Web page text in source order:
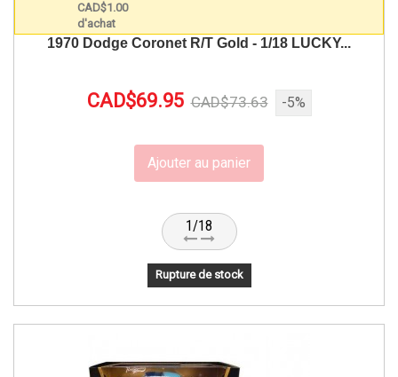
1970 Dodge Coronet R/T Gold - 1/18 LUCKY...
CAD$69.95 CAD$73.63 -5%
Ajouter au panier
1/18
Rupture de stock